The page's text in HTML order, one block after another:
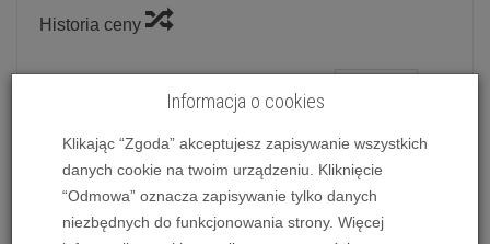
Historia ceny
dodaj do koszyka
Informacja o cookies
Klikając “Zgoda” akceptujesz zapisywanie wszystkich
danych cookie na twoim urządzeniu. Kliknięcie
“Odmowa” oznacza zapisywanie tylko danych
niezbędnych do funkcjonowania strony. Więcej